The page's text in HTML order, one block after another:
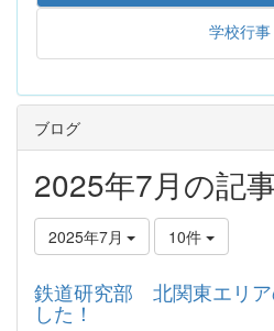
学校行事
ブログ
2025年7月の記
2025年7月 10件
鉄道研究部 北関東エリア
した！